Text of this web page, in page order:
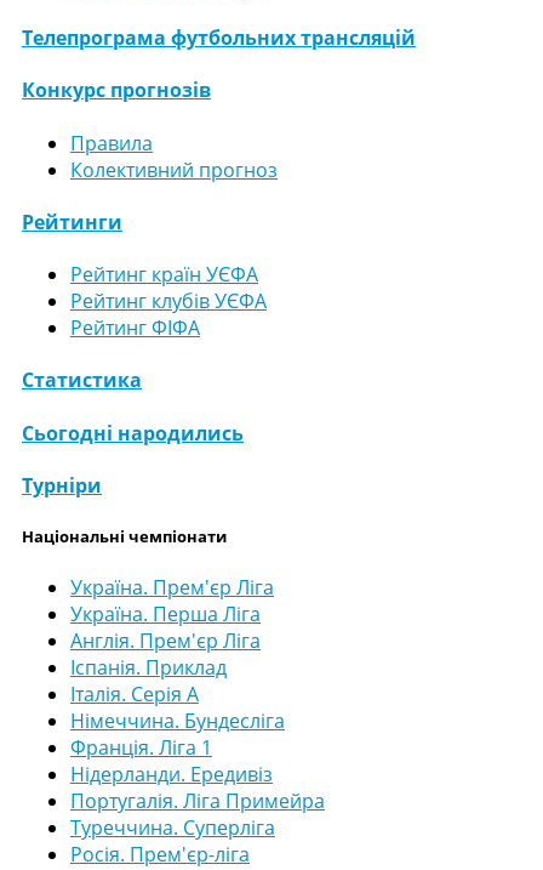
Телепрограма футбольних трансляцій
Конкурс прогнозів
Правила
Колективний прогноз
Рейтинги
Рейтинг країн УЄФА
Рейтинг клубів УЄФА
Рейтинг ФІФА
Статистика
Сьогодні народились
Турніри
Національні чемпіонати
Україна. Прем'єр Ліга
Україна. Перша Ліга
Англія. Прем'єр Ліга
Іспанія. Приклад
Італія. Серія А
Німеччина. Бундесліга
Франція. Ліга 1
Нідерланди. Ередивіз
Португалія. Ліга Примейра
Туреччина. Суперліга
Росія. Прем'єр-ліга